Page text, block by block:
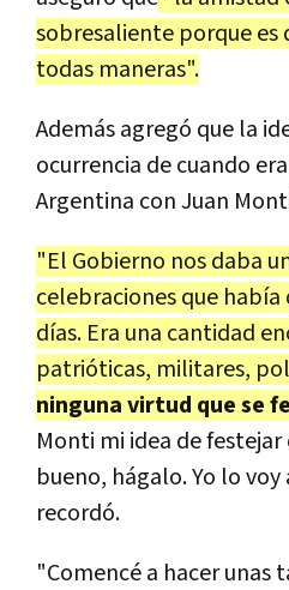
sobresaliente porque es
todas maneras".
Además agregó que la
ocurrencia de cuando
Argentina con Juan
"El Gobierno nos daba
celebraciones que
días. Era una cantidad
patrióticas, militares,
ninguna virtud que se
Monti mi idea de
bueno, hágalo. Yo lo
recordó.
"Comencé a hacer unas